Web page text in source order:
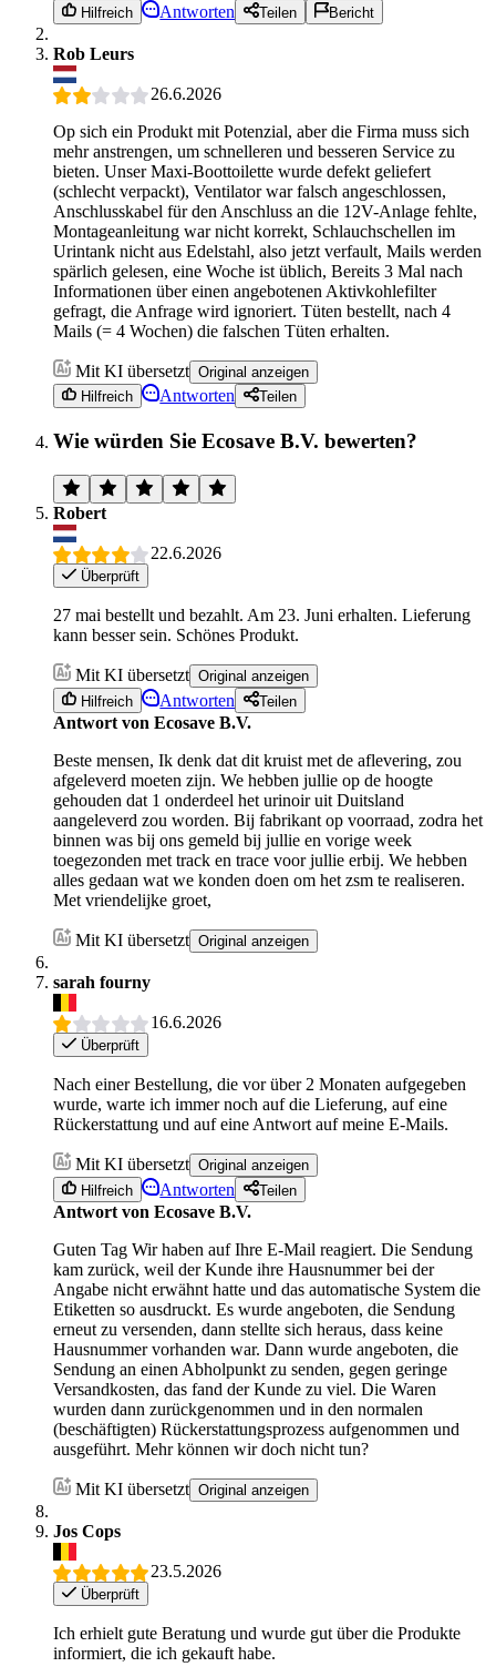
Hilfreich
Antworten Teilen Bericht
Rob Leurs
26.6.2026
Op sich ein Produkt mit Potenzial, aber die Firma muss sich
mehr anstrengen, um schnelleren und besseren Service zu
bieten. Unser Maxi-Boottoilette wurde defekt geliefert
(schlecht verpackt), Ventilator war falsch angeschlossen,
Anschlusskabel für den Anschluss an die 12V-Anlage fehlte,
Montageanleitung war nicht korrekt, Schlauchschellen im
Urintank nicht aus Edelstahl, also jetzt verfault, Mails werden
spärlich gelesen, eine Woche ist üblich, Bereits 3 Mal nach
Informationen über einen angebotenen Aktivkohlefilter
gefragt, die Anfrage wird ignoriert. Tüten bestellt, nach 4
Mails (= 4 Wochen) die falschen Tüten erhalten.
Mit KI übersetzt Original anzeigen
Hilfreich
Antworten Teilen
Wie würden Sie Ecosave B.V. bewerten?
Robert
22.6.2026
Überprüft
27 mai bestellt und bezahlt. Am 23. Juni erhalten. Lieferung
kann besser sein. Schönes Produkt.
Mit KI übersetzt Original anzeigen
Hilfreich
Antworten Teilen
Antwort von Ecosave B.V.
Beste mensen, Ik denk dat dit kruist met de aflevering, zou
afgeleverd moeten zijn. We hebben jullie op de hoogte
gehouden dat 1 onderdeel het urinoir uit Duitsland
aangeleverd zou worden. Bij fabrikant op voorraad, zodra het
binnen was bij ons gemeld bij jullie en vorige week
toegezonden met track en trace voor jullie erbij. We hebben
alles gedaan wat we konden doen om het zsm te realiseren.
Met vriendelijke groet,
Mit KI übersetzt Original anzeigen
sarah fourny
16.6.2026
Überprüft
Nach einer Bestellung, die vor über 2 Monaten aufgegeben
wurde, warte ich immer noch auf die Lieferung, auf eine
Rückerstattung und auf eine Antwort auf meine E-Mails.
Mit KI übersetzt Original anzeigen
Hilfreich
Antworten Teilen
Antwort von Ecosave B.V.
Guten Tag Wir haben auf Ihre E-Mail reagiert. Die Sendung
kam zurück, weil der Kunde ihre Hausnummer bei der
Angabe nicht erwähnt hatte und das automatische System die
Etiketten so ausdruckt. Es wurde angeboten, die Sendung
erneut zu versenden, dann stellte sich heraus, dass keine
Hausnummer vorhanden war. Dann wurde angeboten, die
Sendung an einen Abholpunkt zu senden, gegen geringe
Versandkosten, das fand der Kunde zu viel. Die Waren
wurden dann zurückgenommen und in den normalen
(beschäftigten) Rückerstattungsprozess aufgenommen und
ausgeführt. Mehr können wir doch nicht tun?
Mit KI übersetzt Original anzeigen
Jos Cops
23.5.2026
Überprüft
Ich erhielt gute Beratung und wurde gut über die Produkte
informiert, die ich gekauft habe.